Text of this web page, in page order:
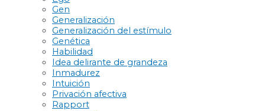
Gen
Generalización
Generalización del estímulo
Genética
Habilidad
Idea delirante de grandeza
Inmadurez
Intuición
Privación afectiva
Rapport